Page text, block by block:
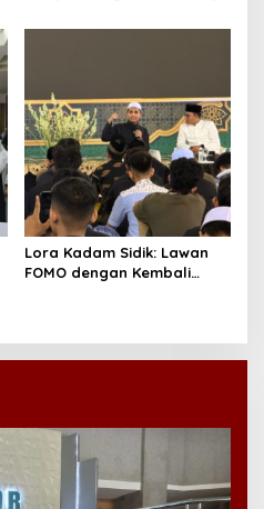
Lora Kadam Sidik: Lawan
FOMO dengan Kembali